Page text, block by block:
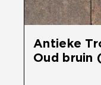
Antieke
Oud bruin